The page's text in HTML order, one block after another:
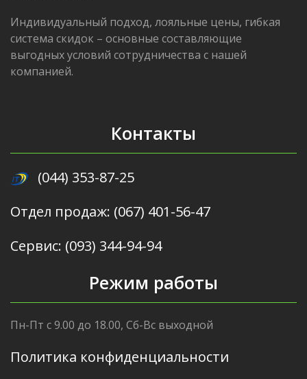
Индивидуальный подход, лояльные цены, гибкая
система скидок – основные составляющие
выгодных условий сотрудничества с нашей
компанией.
Контакты
(044) 353-87-25
Отдел продаж: (067) 401-56-47
Сервис: (093) 344-94-94
Режим работы
Пн-Пт с 9.00 до 18.00, Сб-Вс выходной
Политика конфиденциальности